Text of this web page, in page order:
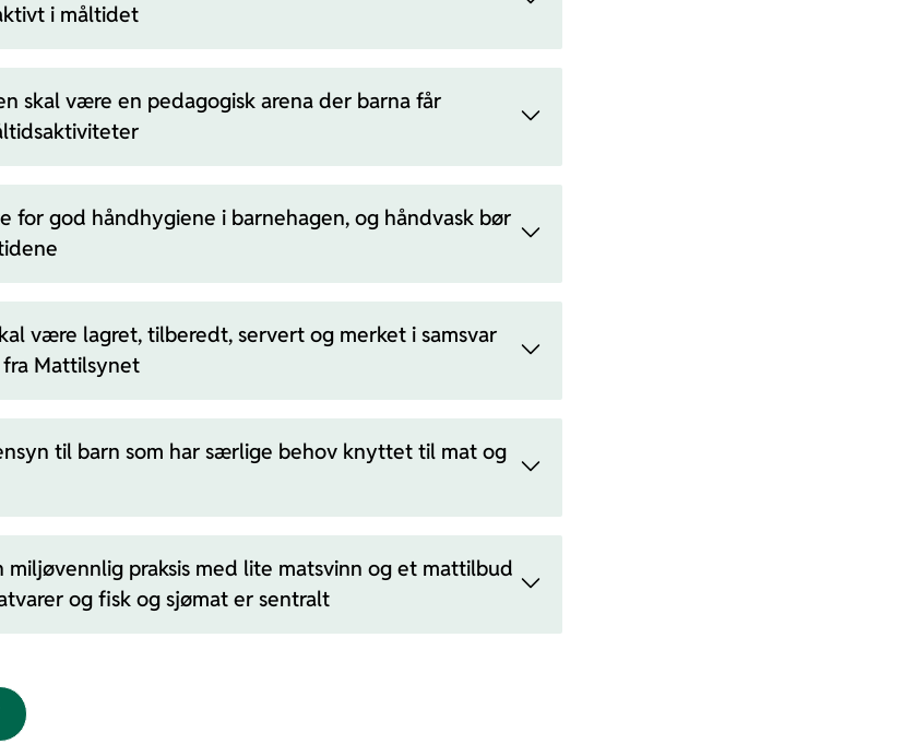
i måltidet
skal være en pedagogisk arena der barna får
for god håndhygiene i barnehagen, og håndvask bør
være lagret, tilberedt, servert og merket i samsvar
Mattilsynet
til barn som har særlige behov knyttet til mat og
miljøvennlig praksis med lite matsvinn og et mattilbud
og fisk og sjømat er sentralt